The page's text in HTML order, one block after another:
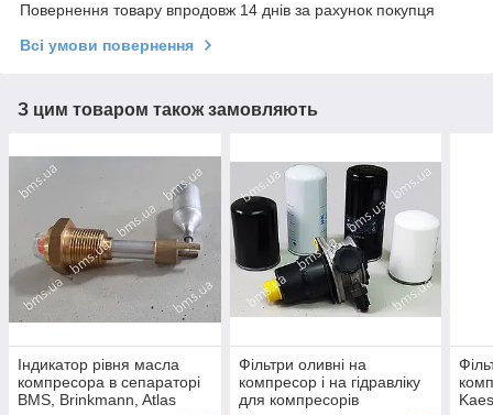
Повернення товару впродовж 14 днів за рахунок покупця
Всі умови повернення
З цим товаром також замовляють
Індикатор рівня масла
компресора в сепараторі
BMS, Brinkmann, Atlas
Фільтри оливні на
компресор і на гідравліку
для компресорів